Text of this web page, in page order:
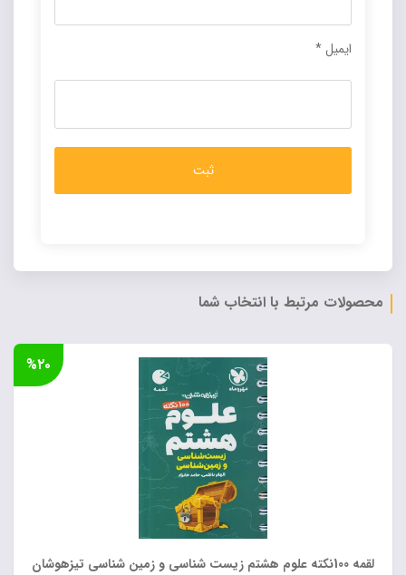
ایمیل*
محصولات مرتبط با انتخاب شما
لقمه 100نکته علوم هشتم زیست شناسی و زمین شناسی تیزهوشان
%۲۰